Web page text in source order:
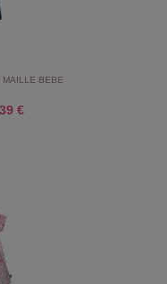
MAILLE BEBE
€